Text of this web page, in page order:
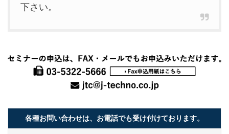
下さい。
各種お問い合わせは、お電話でも受け付けております。